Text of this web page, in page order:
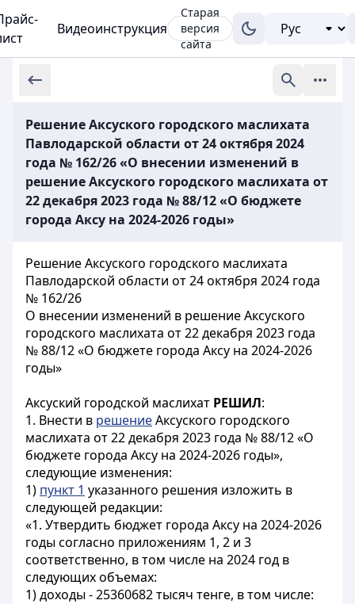
Видеоинструкция
Старая
версия
сайта
Решение Аксуского городского маслихата
Павлодарской области от 24 октября 2024
года № 162/26 «О внесении изменений в
решение Аксуского городского маслихата от
22 декабря 2023 года № 88/12 «О бюджете
города Аксу на 2024-2026 годы»
Решение Аксуского городского маслихата
Павлодарской области от 24 октября 2024 года
№ 162/26
О внесении изменений в решение Аксуского
городского маслихата от 22 декабря 2023 года
№ 88/12 «О бюджете города Аксу на 2024-2026
годы»
Аксуский городской маслихат РЕШИЛ:
1. Внести в решениеАксуского городского
маслихата от 22 декабря 2023 года № 88/12 «О
бюджете города Аксу на 2024-2026 годы»,
следующие изменения:
1) пункт 1 указанного решения изложить в
следующей редакции:
«1. Утвердить бюджет города Аксу на 2024-2026
годы согласно приложениям 1, 2 и 3
соответственно, в том числе на 2024 год в
следующих объемах:
1) доходы - 25360682 тысяч тенге, в том числе: